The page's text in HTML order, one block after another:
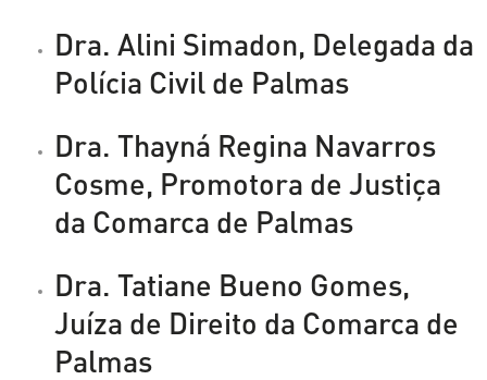
Dra. Alini Simadon, Delegada da
Polícia Civil de Palmas
Dra. Thayná Regina Navarros
Cosme, Promotora de Justiça
da Comarca de Palmas
Dra. Tatiane Bueno Gomes,
Juíza de Direito da Comarca de
Palmas